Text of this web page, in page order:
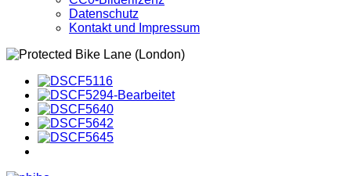
Datenschutz
Kontakt und Impressum